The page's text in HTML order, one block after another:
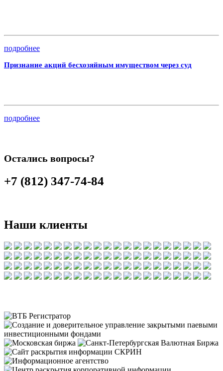
подробнее
Признание акций бесхозяйным имуществом через суд
подробнее
Остались вопросы?
+7 (812) 347-74-84
Наши клиенты